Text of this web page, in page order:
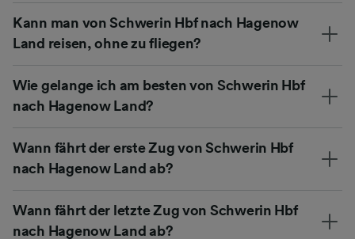
Kann man von Schwerin Hbf nach Hagenow
Land reisen, ohne zu fliegen?
Wie gelange ich am besten von Schwerin Hbf
nach Hagenow Land?
Wann fährt der erste Zug von Schwerin Hbf
nach Hagenow Land ab?
Wann fährt der letzte Zug von Schwerin Hbf
nach Hagenow Land ab?